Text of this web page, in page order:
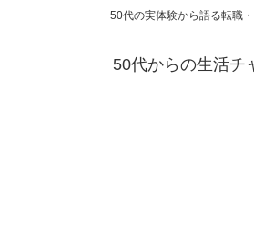
50代の実体験から語る転職
50代からの生活チ